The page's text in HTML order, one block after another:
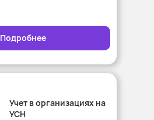
Подробнее
Учет в организациях на
УСН